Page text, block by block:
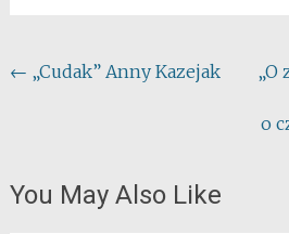
Post
← „Cudak” Anny Kazejak
„O
o
You May Also Like